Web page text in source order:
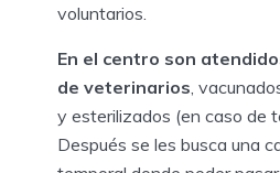
voluntarios.
En el centro son
de veterinarios ,
y esterilizados (en caso de
Después se les busca una